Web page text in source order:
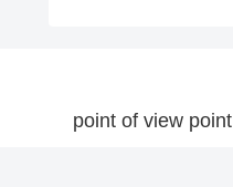
point of view point